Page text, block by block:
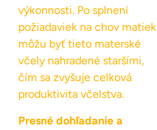
výkonnosti. Po splnení
požiadaviek na chov matiek
môžu byť tieto materské
včely nahradené staršími,
čím sa zvyšuje celková
produktivita včelstva.
Presné dohľadanie a